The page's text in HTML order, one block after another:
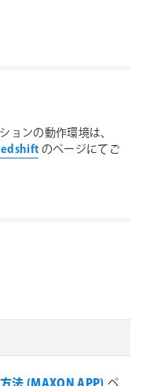
ョンの動作環境は、
のページにてご